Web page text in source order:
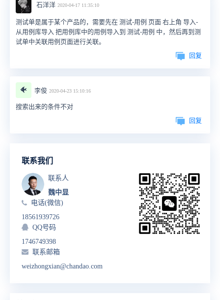
石洋洋 2020-04-17 11:35:10
测试单是属于某个产品的，需要先在 测试-用例 页面 右上角 导入-
从用例库导入 把用例库中的用例导入到 测试-用例 中，然后再到测
试单中关联用例页面进行关联。
回复
🐠 李俊 2020-04-23 15:10:16
搜索出来的条件不对
回复
联系我们
联系人
魏中显
电话(微信)
18561939726
QQ号码
1746749398
联系邮箱
weizhongxian@chandao.com